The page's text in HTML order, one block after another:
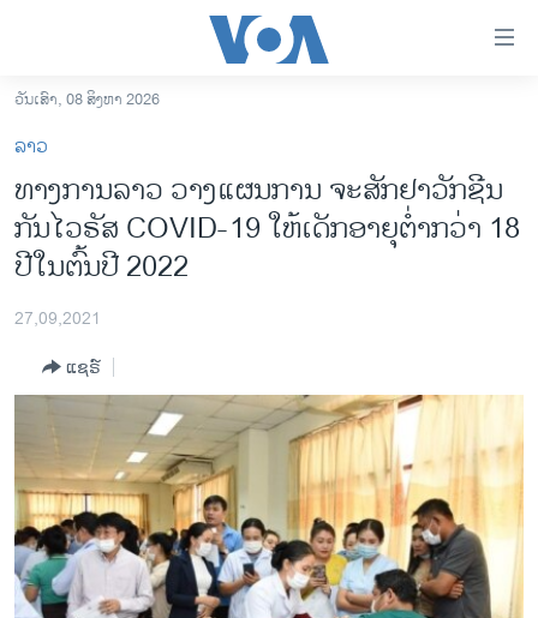
ເຂົ້າ
ຫາ
ຂ້າມ
ຂ້າມ
ໄປ
ຫາ
ຊອກ
ອາເມຣິກາ
ການເລືອກຕັ້ງ ປະທານາທີບໍດີ ສະຫະລັດ 2024
ອິດສະຫຼະພາບດ້ານການຂ່າວ
ຊີວິດຊາວລາວ
ຊຸມຊົນຊາວລາວ
ວິທະຍາສາດ-ເທັກໂນໂລຈີ
ທຸລະກິດ
ວັນເສົາ, 08 ສິງຫາ 2026
ລາວ
ທາງການລາວ ວາງແຜນການ ຈະສັກຢາວັກຊີນ
ກັນໄວຣັສ COVID-19 ໃຫ້ເດັກອາຍຸຕໍ່າກວ່າ 18
ປີໃນຕົ້ນປີ 2022
27,09,2021
ແຊຣ໌